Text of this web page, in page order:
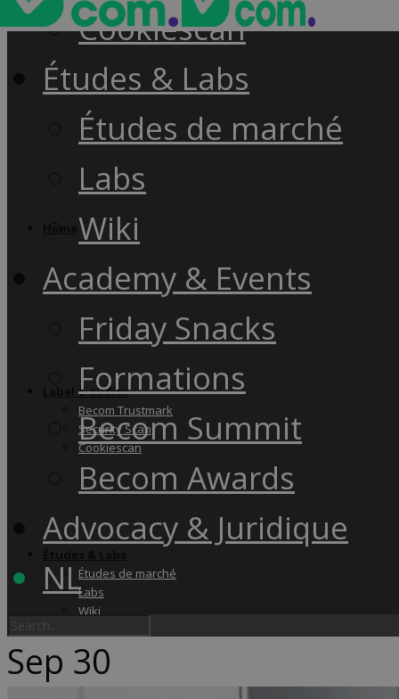
Label & audits
Becom Trustmark
Security Scan
Cookiescan
Études de marché
Labs
Wiki
Cookiescan
Études & Labs
Études de marché
Labs
Wiki
Academy & Events
Friday Snacks
Formations
Becom Summit
Becom Awards
Advocacy & Juridique
NL
Sep 30